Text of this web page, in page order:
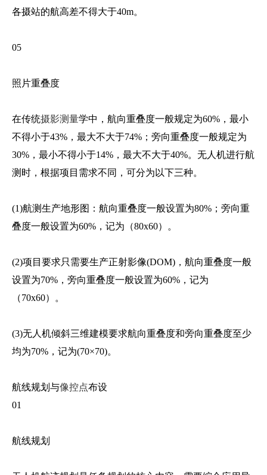
各摄站的航高差不得大于40m。
05
照片重叠度
在传统摄影测量学中，航向重叠度一般规定为60%，最小
不得小于43%，最大不大于74%；旁向重叠度一般规定为
30%，最小不得小于14%，最大不大于40%。无人机进行航
测时，根据项目需求不同，可分为以下三种。
(1)航测生产地形图：航向重叠度一般设置为80%；旁向重
叠度一般设置为60%，记为（80x60）。
(2)项目要求只需要生产正射影像(DOM)，航向重叠度一般
设置为70%，旁向重叠度一般设置为60%，记为
（70x60）。
(3)无人机倾斜三维建模要求航向重叠度和旁向重叠度至少
均为70%，记为(70×70)。
航线规划与像控点布设
01
航线规划